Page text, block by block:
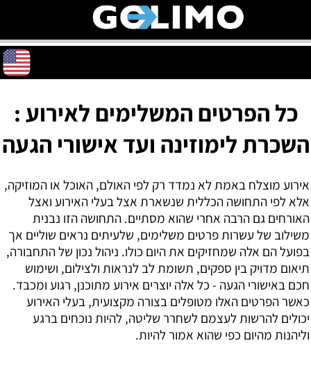
כל הפרטים המשלימים לאירוע :
השכרת לימוזינה ועד אישורי הגעה
אירוע מוצלח באמת לא נמדד רק לפי האולם, האוכל או המוזיקה,
אלא לפי התחושה הכללית שנשארת אצל בעלי האירוע ואצל
האורחים גם הרבה אחרי שהוא מסתיים. התחושה הזו נבנית
משילוב של עשרות פרטים משלימים, שלעיתים נראים שוליים אך
בפועל הם אלה שמחזיקים את היום כולו. ניהול נכון של התחבורה,
תיאום מדויק בין ספקים, תשומת לב לנראות ולצילום, ושימוש
חכם באישורי הגעה - כל אלה יוצרים אירוע מתוכנן, רגוע ומכבד.
כאשר הפרטים האלו מטופלים בצורה מקצועית, בעלי האירוע
יכולים להרשות לעצמם לשחרר שליטה, להיות נוכחים ברגע
וליהנות מהיום כפי שהוא אמור להיות.